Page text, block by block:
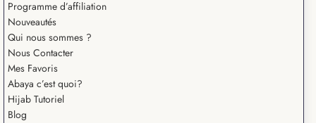
Programme d’affiliation
Nouveautés
Qui nous sommes ?
Nous Contacter
Mes Favoris
Abaya c’est quoi?
Hijab Tutoriel
Blog